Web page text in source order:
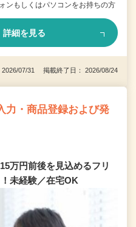
もしくはパソコンをお持ちの方
詳細を見る
2026/07/31 掲載終了日： 2026/08/24
力・商品登録および発
万円前後を見込めるフリ
未経験／在宅OK